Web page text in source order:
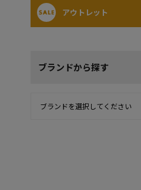
アウトレット
ブランドから探す